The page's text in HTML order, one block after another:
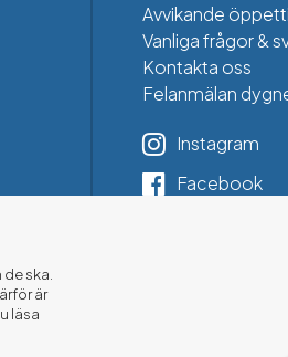
Avvikande
Vanliga frågor &
Kontakta oss
Felanmälan
Instagram
Facebook
ska.
är
läsa